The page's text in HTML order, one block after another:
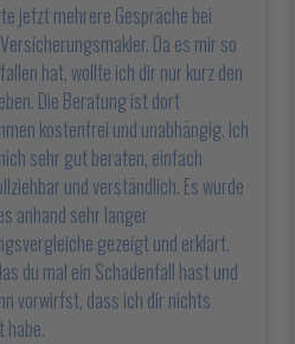
jetzt mehrere Gespräche bei
Da es mir so
hat, wollte ich dir nur kurz den
Die Beratung ist dort
kostenfrei und unabhängig. Ich
sehr gut beraten, einfach
und verständlich. Es wurde
anhand sehr langer
gezeigt und erklärt.
du mal ein Schadenfall hast und
vorwirfst, dass ich dir nichts
habe.